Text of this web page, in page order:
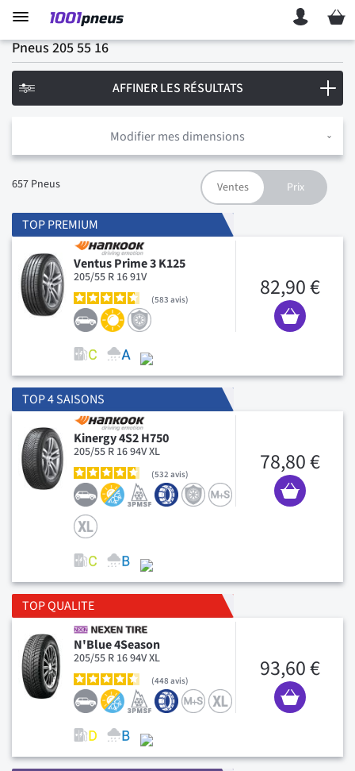
Mon
Pneus 205 55 16
Modifier mes dimensions
657 Pneus
TOP PREMIUM
Ventus Prime 3 K125
205/55 R 16 91V
583 avis 82,90 €
TOP 4 SAISONS
Kinergy 4S2 H750
205/55 R 16 94V XL
532 avis 78,80 €
TOP QUALITE
N'Blue 4Season
205/55 R 16 94V XL
448 avis 93,60 €
AFFINER LES RÉSULTATS